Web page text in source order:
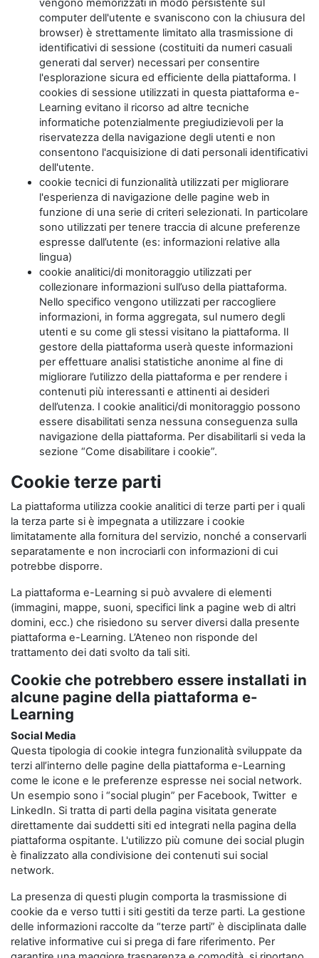
vengono memorizzati in modo persistente sul
computer dell'utente e svaniscono con la chiusura del
browser) è strettamente limitato alla trasmissione di
identificativi di sessione (costituiti da numeri casuali
generati dal server) necessari per consentire
l'esplorazione sicura ed efficiente della piattaforma. I
cookies di sessione utilizzati in questa piattaforma e-
Learning evitano il ricorso ad altre tecniche
informatiche potenzialmente pregiudizievoli per la
riservatezza della navigazione degli utenti e non
consentono l'acquisizione di dati personali identificativi
dell'utente.
cookie tecnici di funzionalità utilizzati per migliorare
l'esperienza di navigazione delle pagine web in
funzione di una serie di criteri selezionati. In particolare
sono utilizzati per tenere traccia di alcune preferenze
espresse dall’utente (es: informazioni relative alla
lingua)
cookie analitici/di monitoraggio utilizzati per
collezionare informazioni sull’uso della piattaforma.
Nello specifico vengono utilizzati per raccogliere
informazioni, in forma aggregata, sul numero degli
utenti e su come gli stessi visitano la piattaforma. Il
gestore della piattaforma userà queste informazioni
per effettuare analisi statistiche anonime al fine di
migliorare l’utilizzo della piattaforma e per rendere i
contenuti più interessanti e attinenti ai desideri
dell’utenza. I cookie analitici/di monitoraggio possono
essere disabilitati senza nessuna conseguenza sulla
navigazione della piattaforma. Per disabilitarli si veda la
sezione “Come disabilitare i cookie”.
Cookie terze parti
La piattaforma utilizza cookie analitici di terze parti per i quali
la terza parte si è impegnata a utilizzare i cookie
limitatamente alla fornitura del servizio, nonché a conservarli
separatamente e non incrociarli con informazioni di cui
potrebbe disporre.
La piattaforma e-Learning si può avvalere di elementi
(immagini, mappe, suoni, specifici link a pagine web di altri
domini, ecc.) che risiedono su server diversi dalla presente
piattaforma e-Learning. L’Ateneo non risponde del
trattamento dei dati svolto da tali siti.
Cookie che potrebbero essere installati in
alcune pagine della piattaforma e-
Learning
Social Media
Questa tipologia di cookie integra funzionalità sviluppate da
terzi all’interno delle pagine della piattaforma e-Learning
come le icone e le preferenze espresse nei social network.
Un esempio sono i “social plugin” per Facebook, Twitter e
LinkedIn. Si tratta di parti della pagina visitata generate
direttamente dai suddetti siti ed integrati nella pagina della
piattaforma ospitante. L'utilizzo più comune dei social plugin
è finalizzato alla condivisione dei contenuti sui social
network.
La presenza di questi plugin comporta la trasmissione di
cookie da e verso tutti i siti gestiti da terze parti. La gestione
delle informazioni raccolte da “terze parti” è disciplinata dalle
relative informative cui si prega di fare riferimento. Per